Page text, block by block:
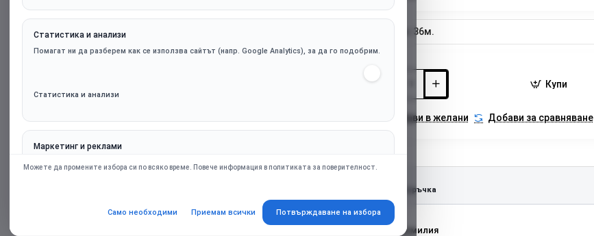
Статистика и анализи
Помагат ни да разберем как се използва сайтът (напр. Google Analytics), за да го подобрим.
Статистика и анализи
Маркетинг и реклами
Персонализирани оферти и ремаркетинг чрез партньорски платформи (напр. Google Ads),
само при съгласие.
Маркетинг и реклами
Можете да промените избора си по всяко време. Повече информация в политиката за поверителност.
Само необходими Приемам всички Потвърждаване на избора
36м.
Купи
Добави в желани Добави за сравняване
Бърза поръчка
Име и фамилия